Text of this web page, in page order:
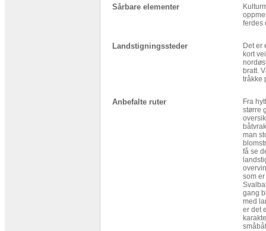
Sårbare elementer
ferdes
Landstigningssteder
Det er
kort
bratt.
tråkke
Anbefalte ruter
Fra
større
man
få se
som
gang
med
er det